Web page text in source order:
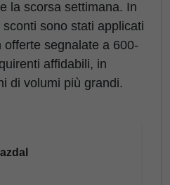
la scorsa settimana. In
sono stati applicati
segnalate a 600-
affidabili, in
di volumi più grandi.